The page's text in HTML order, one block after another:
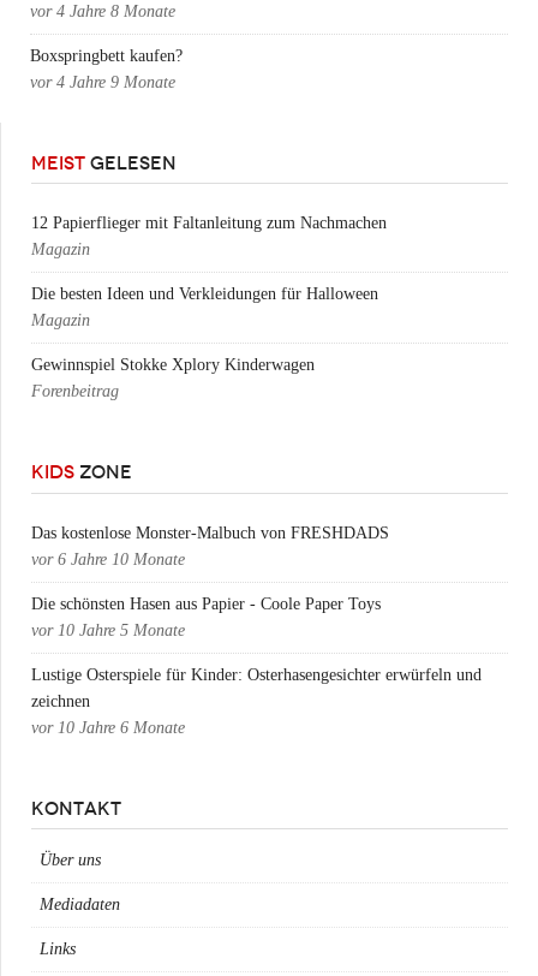
vor 4 Jahre 8 Monate
Boxspringbett kaufen?
vor 4 Jahre 9 Monate
MEIST GELESEN
12 Papierflieger mit Faltanleitung zum Nachmachen
Magazin
Die besten Ideen und Verkleidungen für Halloween
Magazin
Gewinnspiel Stokke Xplory Kinderwagen
Forenbeitrag
KIDS ZONE
Das kostenlose Monster-Malbuch von FRESHDADS
vor 6 Jahre 10 Monate
Die schönsten Hasen aus Papier - Coole Paper Toys
vor 10 Jahre 5 Monate
Lustige Osterspiele für Kinder: Osterhasengesichter erwürfeln und
zeichnen
vor 10 Jahre 6 Monate
KONTAKT
Über uns
Mediadaten
Links